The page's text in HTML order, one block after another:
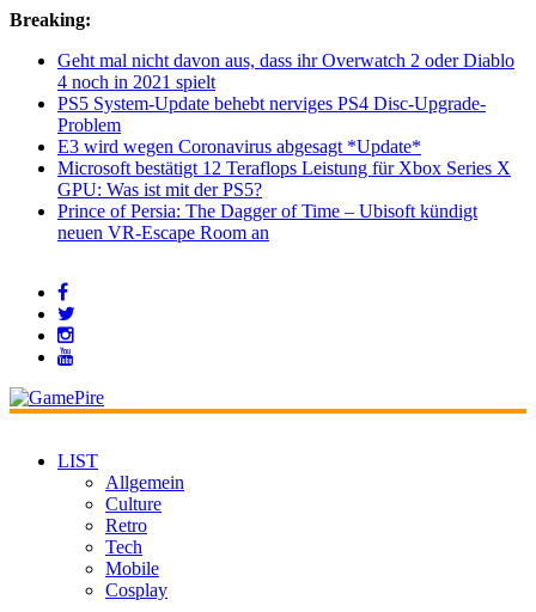
Breaking:
Geht mal nicht davon aus, dass ihr Overwatch 2 oder Diablo
4 noch in 2021 spielt
PS5 System-Update behebt nerviges PS4 Disc-Upgrade-
Problem
E3 wird wegen Coronavirus abgesagt *Update*
Microsoft bestätigt 12 Teraflops Leistung für Xbox Series X
GPU: Was ist mit der PS5?
Prince of Persia: The Dagger of Time – Ubisoft kündigt
neuen VR-Escape Room an
LIST
Allgemein
Culture
Retro
Tech
Mobile
Cosplay